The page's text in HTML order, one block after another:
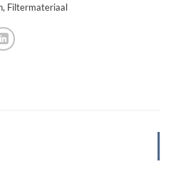
, Filtermateriaal